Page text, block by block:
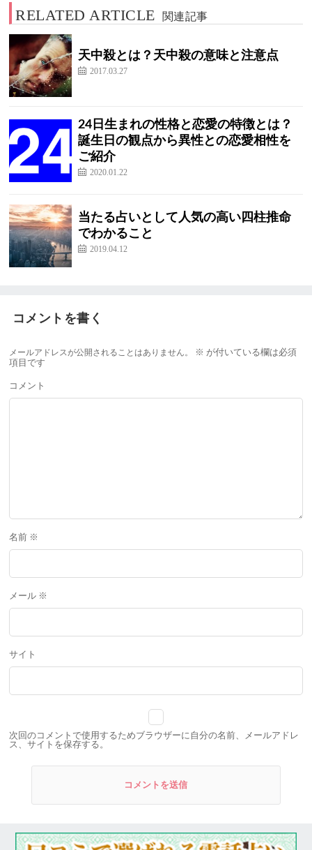
RELATED ARTICLE 関連記事
天中殺とは？天中殺の意味と注意点
2017.03.27
24日生まれの性格と恋愛の特徴とは？
誕生日の観点から異性との恋愛相性を
ご紹介
2020.01.22
当たる占いとして人気の高い四柱推命
でわかること
2019.04.12
コメントを書く
メールアドレスが公開されることはありません。 ※ が付いている欄は必須
項目です
コメント
名前 ※
メール ※
サイト
次回のコメントで使用するためブラウザーに自分の名前、メールアドレ
ス、サイトを保存する。